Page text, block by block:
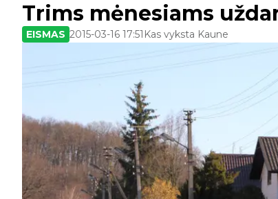
Trims mėnesiams
EISMAS 2015-03-16 17:51 Kas vyksta Kaune